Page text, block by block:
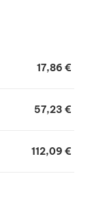
17,86 €
57,23 €
112,09 €